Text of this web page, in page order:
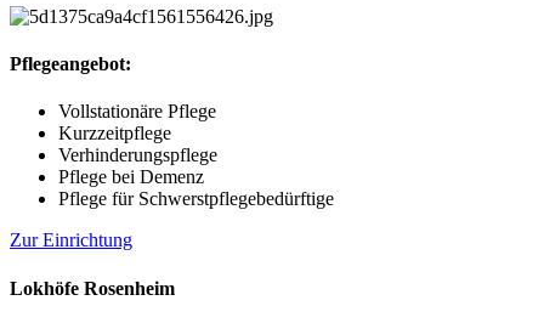
Pflegeangebot:
Vollstationäre Pflege
Kurzzeitpflege
Verhinderungspflege
Pflege bei Demenz
Pflege für Schwerstpflegebedürftige
Zur Einrichtung
Lokhöfe Rosenheim